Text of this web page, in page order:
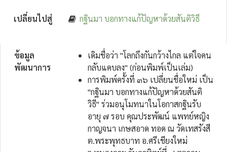
เปลี่ยนไปสู่ กฐินมา บอกทางแก้ปัญหาด้วยสันติวิธี
ข้อมูล
พัฒนาการ
เดิมชื่อว่า "โลกถึงกันกว้างไกล แต่ใจคน
กลับแคบลง" (ก่อนพิมพ์เป็นเล่ม)
การพิมพ์ครั้งที่ ๓๖ เปลี่ยนชื่อใหม่ เป็น
"กฐินมา บอกทางแก้ปัญหาด้วยสันติ
วิธี" ร่วมอนุโมทนาในโอกาสกฐินรับ
อายุ ๗ รอบ คุณประพัฒน์ แพทย์หญิง
กาญจนา เกษสอาด ทอด ณ วัดเทสรังสี
ต.พระพุทธบาท อ.ศรีเชียงใหม่